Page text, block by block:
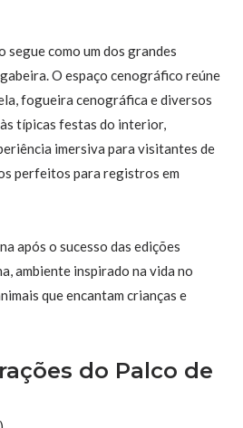
segue como um dos grandes
O espaço cenográfico reúne
fogueira cenográfica e diversos
típicas festas do interior,
imersiva para visitantes de
perfeitos para registros em
após o sucesso das edições
ambiente inspirado na vida no
que encantam crianças e
do Palco de